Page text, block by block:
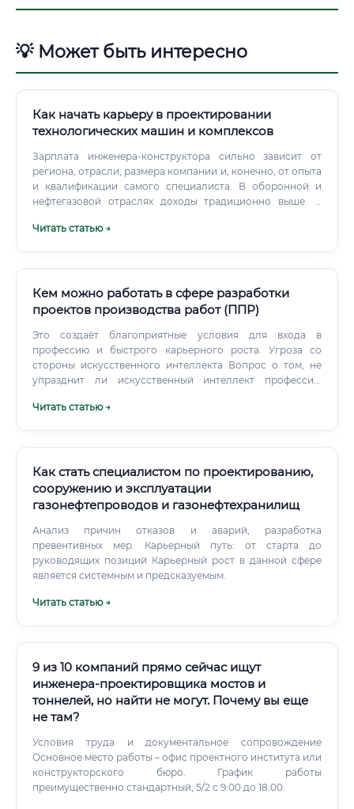
💡 Может быть интересно
Как начать карьеру в проектировании
технологических машин и комплексов
Зарплата инженера-конструктора сильно зависит от
региона, отрасли, размера компании и, конечно, от опыта
и квалификации самого специалиста. В оборонной и
нефтегазовой отраслях доходы традиционно выше. В
среднем по регионам.
Читать статью →
Кем можно работать в сфере разработки
проектов производства работ (ППР)
Это создаёт благоприятные условия для входа в
профессию и быстрого карьерного роста. Угроза со
стороны искусственного интеллекта Вопрос о том, не
упразднит ли искусственный интеллект профессию
рассмотрения. Что ИИ уже делает и будет делать:
нормативной базе Выявляет ошибки и несоответствия в
чертежах (функции BIM-систем) Что ИИ не может и не
сможет заменить: Принятие нестандартных технических
решений в условиях сложного рельефа, стеснённой
застройки, уникальных конструктивных решений
Ответственность за принятые решения (юридическую и
профессиональную) Переговоры, согласования,
взаимодействие с заказчиком и подрядчиком Анализ
строительной площадки Решение конфликтных ситуаций
рутинной, но не устранят саму профессию.
Читать статью →
Как стать специалистом по проектированию,
сооружению и эксплуатации
газонефтепроводов и газонефтехранилищ
Анализ причин отказов и аварий, разработка
превентивных мер. Карьерный путь: от старта до
руководящих позиций Карьерный рост в данной сфере
является системным и предсказуемым.
Читать статью →
9 из 10 компаний прямо сейчас ищут
инженера-проектировщика мостов и
тоннелей, но найти не могут. Почему вы еще
не там?
Условия труда и документальное сопровождение
Основное место работы – офис проектного института или
конструкторского бюро. График работы
преимущественно стандартный, 5/2 с 9:00 до 18:00.